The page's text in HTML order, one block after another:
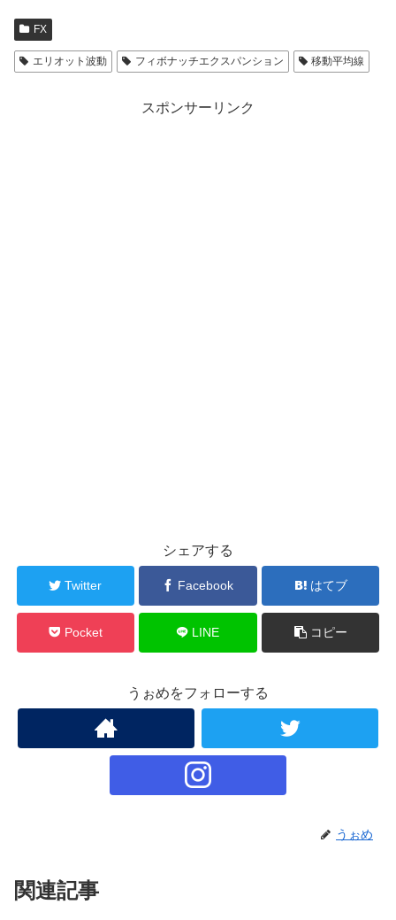
FX
エリオット波動 フィボナッチエクスパンション 移動平均線
スポンサーリンク
シェアする
Twitter Facebook はてブ
Pocket LINE コピー
うぉめをフォローする
うぉめ
関連記事